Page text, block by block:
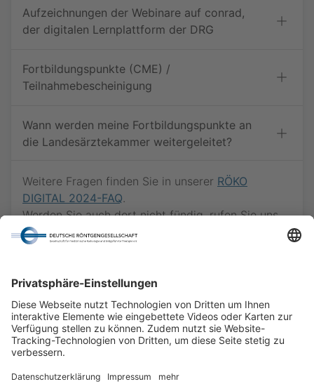
Aufzeichnungen der Webinare auf conrad,
der digitalen Lernplattform der DRG
Fortbildungspunkte (CME) /
Teilnahmebescheinigung
Wann werden meine Fortbildungspunkte an
die Landesärztekammer weitergeleitet?
Weitere Fragen finden Sie in unserer RÖKO
DIGITAL 2024-FAQ.
Werden Sie auch dort nicht fündig, rufen Sie uns
gern via
030 - 916 070 - 66
Sie eine E-Mail an